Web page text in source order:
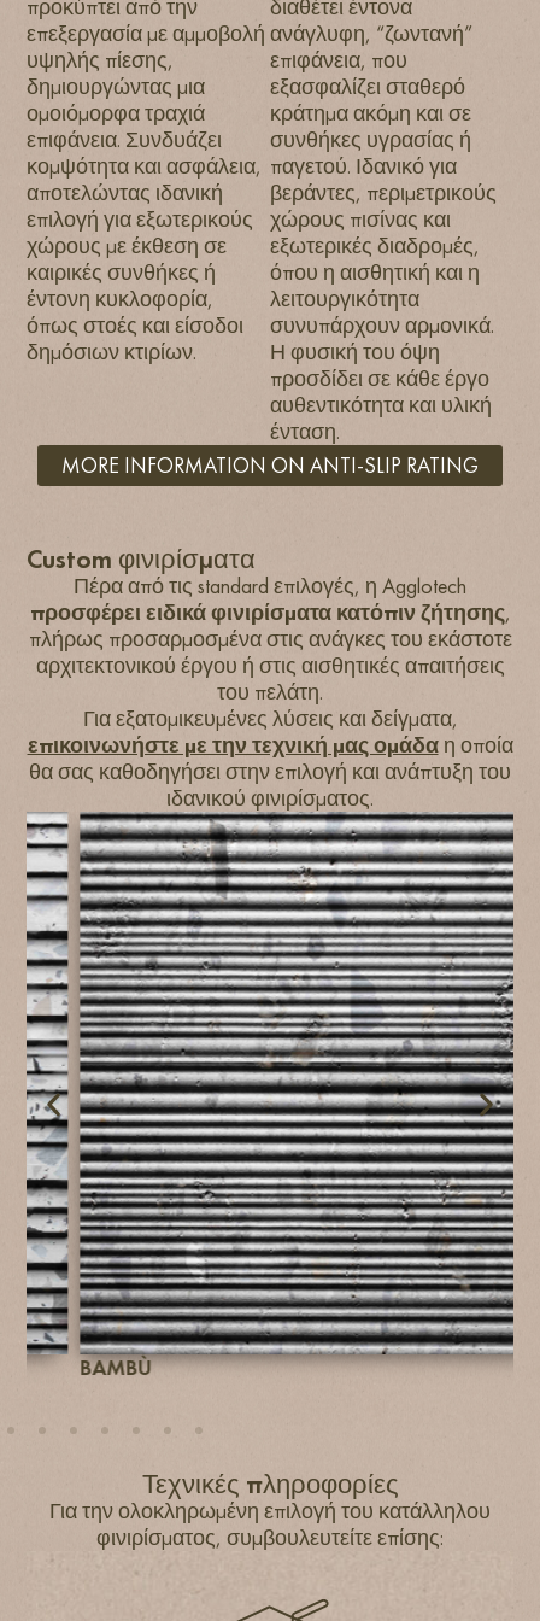
προκύπτει από την
επεξεργασία με αμμοβολή
υψηλής πίεσης,
δημιουργώντας μια
ομοιόμορφα τραχιά
επιφάνεια. Συνδυάζει
κομψότητα και ασφάλεια,
αποτελώντας ιδανική
επιλογή για εξωτερικούς
χώρους με έκθεση σε
καιρικές συνθήκες ή
έντονη κυκλοφορία,
όπως στοές και είσοδοι
δημόσιων κτιρίων.
διαθέτει έντονα
ανάγλυφη, “ζωντανή”
επιφάνεια, που
εξασφαλίζει σταθερό
κράτημα ακόμη και σε
συνθήκες υγρασίας ή
παγετού. Ιδανικό για
βεράντες, περιμετρικούς
χώρους πισίνας και
εξωτερικές διαδρομές,
όπου η αισθητική και η
λειτουργικότητα
συνυπάρχουν αρμονικά.
Η φυσική του όψη
προσδίδει σε κάθε έργο
αυθεντικότητα και υλική
ένταση.
MORE INFORMATION ON ANTI-SLIP RATING
Custom φινιρίσματα
Πέρα από τις standard επιλογές, η Agglotech
προσφέρει ειδικά φινιρίσματα κατόπιν ζήτησης,
πλήρως προσαρμοσμένα στις ανάγκες του εκάστοτε
αρχιτεκτονικού έργου ή στις αισθητικές απαιτήσεις
του πελάτη.
Για εξατομικευμένες λύσεις και δείγματα,
επικοινωνήστε με την τεχνική μας ομάδαη οποία
θα σας καθοδηγήσει στην επιλογή και ανάπτυξη του
ιδανικού φινιρίσματος.
BAMBÙ
Τεχνικές πληροφορίες
Για την ολοκληρωμένη επιλογή του κατάλληλου
φινιρίσματος, συμβουλευτείτε επίσης: